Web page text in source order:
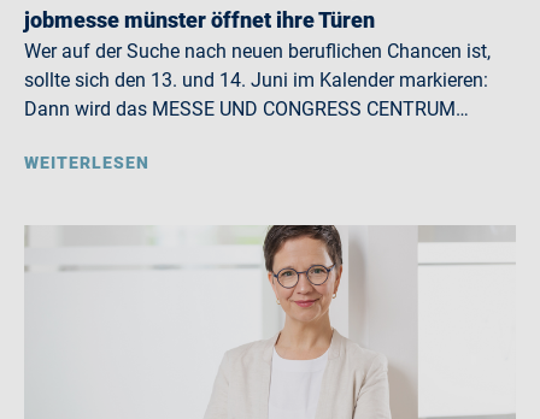
jobmesse münster öffnet ihre Türen
Wer auf der Suche nach neuen beruflichen Chancen ist,
sollte sich den 13. und 14. Juni im Kalender markieren:
Dann wird das MESSE UND CONGRESS CENTRUM…
WEITERLESEN